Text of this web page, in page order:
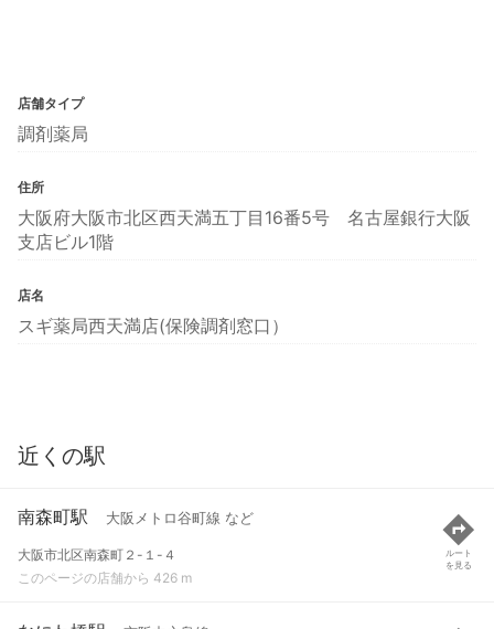
店舗タイプ
調剤薬局
住所
大阪府大阪市北区西天満五丁目16番5号 名古屋銀行大阪
支店ビル1階
店名
スギ薬局西天満店(保険調剤窓口）
近くの駅
南森町駅 大阪メトロ谷町線 など
大阪市北区南森町２-１-４
このページの店舗から 426 m
ルート
を見る